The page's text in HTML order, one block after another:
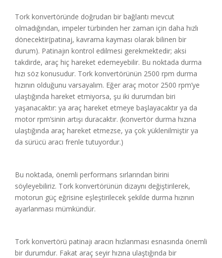
Tork konvertöründe doğrudan bir bağlantı mevcut
olmadığından, impeler türbinden her zaman için daha hızlı
dönecektir(patinaj, kavrama kayması olarak bilinen bir
durum). Patinajın kontrol edilmesi gerekmektedir; aksi
takdirde, araç hiç hareket edemeyebilir. Bu noktada durma
hızı söz konusudur. Tork konvertörünün 2500 rpm durma
hızının olduğunu varsayalım. Eğer araç motor 2500 rpm’ye
ulaştığında hareket etmiyorsa, şu iki durumdan biri
yaşanacaktır: ya araç hareket etmeye başlayacaktır ya da
motor rpm’sinin artışı duracaktır. (konvertör durma hızına
ulaştığında araç hareket etmezse, ya çok yüklenilmiştir ya
da sürücü aracı frenle tutuyordur.)
Bu noktada, önemli performans sırlarından birini
söyleyebiliriz. Tork konvertörünün dizaynı değiştirilerek,
motorun güç eğrisine eşleştirilecek şekilde durma hızının
ayarlanması mümkündür.
Tork konvertörü patinajı aracın hızlanması esnasında önemli
bir durumdur. Fakat araç seyir hızına ulaştığında bir